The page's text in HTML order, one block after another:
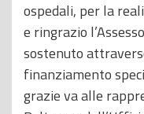
ospedali, per la
e ringrazio
sostenuto
finanziamento
grazie va alle